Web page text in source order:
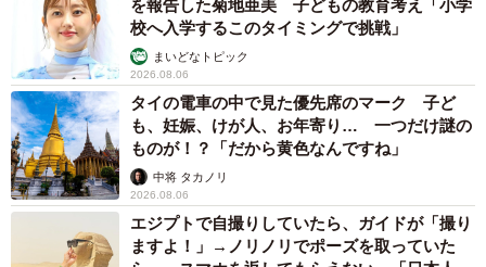
を報告した菊地亜美 子どもの教育考え「小学
校へ入学するこのタイミングで挑戦」
まいどなトピック
2026.08.06
タイの電車の中で見た優先席のマーク 子ど
も、妊娠、けが人、お年寄り… 一つだけ謎の
ものが！？「だから黄色なんですね」
中将 タカノリ
2026.08.06
エジプトで自撮りしていたら、ガイドが「撮り
ますよ！」→ノリノリでポーズを取っていた